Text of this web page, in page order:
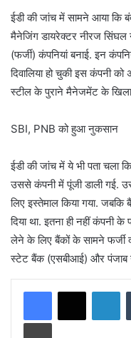
ईडी की जांच में सामने आया कि
मैनेजिंग डायरेक्टर नीरज
(फर्जी) कंपनियां बनाई. इन
दिवालिया हो चुकी इस कंपनी
स्टील के पुराने मैनेजमेंट के
SBI, PNB को हुआ नुकसान
ईडी की जांच में ये भी पता चला
उससे कंपनी में पूंजी डाली गई.
लिए इस्तेमाल किया गया.
दिया था. इतना ही नहीं कंपनी
लेने के लिए बैंकों के सामने फर्जी
स्टेट बैंक (एसबीआई) और पंजाब
Print